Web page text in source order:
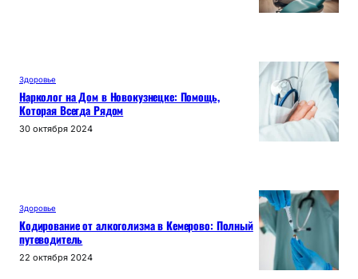
Здоровье
Нарколог на Дом в Новокузнецке: Помощь,
Которая Всегда Рядом
30 октября 2024
Здоровье
Кодирование от алкоголизма в Кемерово: Полный
путеводитель
22 октября 2024